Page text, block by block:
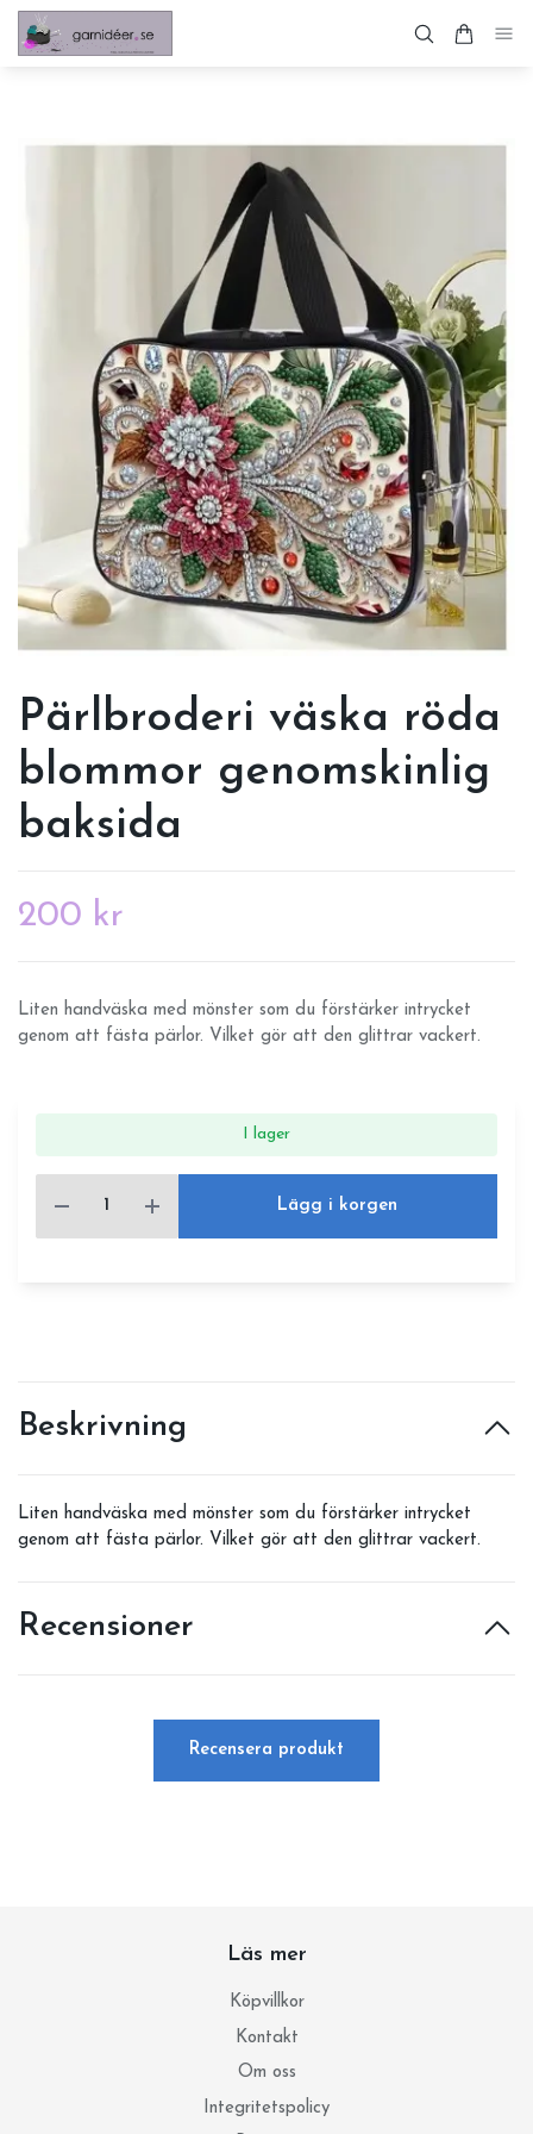
Pärlbroderi väska röda
blommor genomskinlig
baksida
200 kr
Liten handväska med mönster som du förstärker intrycket
genom att fästa pärlor. Vilket gör att den glittrar vackert.
I lager
Lägg i korgen
Beskrivning
Liten handväska med mönster som du förstärker intrycket
genom att fästa pärlor. Vilket gör att den glittrar vackert.
Recensioner
Recensera produkt
Läs mer
Köpvillkor
Kontakt
Om oss
Integritetspolicy